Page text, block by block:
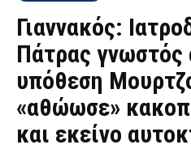
Γιαννακός:
Πάτρας γνωστός
υπόθεση
«αθώωσε»
και εκείνο